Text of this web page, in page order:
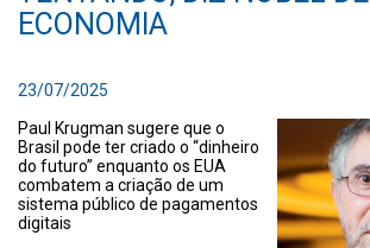
ECONOMIA
23/07/2025
Paul Krugman sugere que o
Brasil pode ter criado o “dinheiro
do futuro” enquanto os EUA
combatem a criação de um
sistema público de pagamentos
digitais